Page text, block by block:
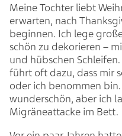
Meine Tochter liebt
erwarten, nach
beginnen. Ich lege
schön zu dekorieren –
und hübschen
führt oft dazu, dass mir
oder ich benommen
wunderschön, aber ich
Migräneattacke im Bett.